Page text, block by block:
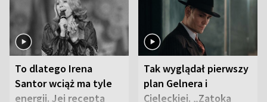
To dlatego Irena
Santor wciąż ma tyle
energii. Jej recepta
Tak wyglądał pierwszy
plan Gelnera i
Cieleckiej. „Zatoka